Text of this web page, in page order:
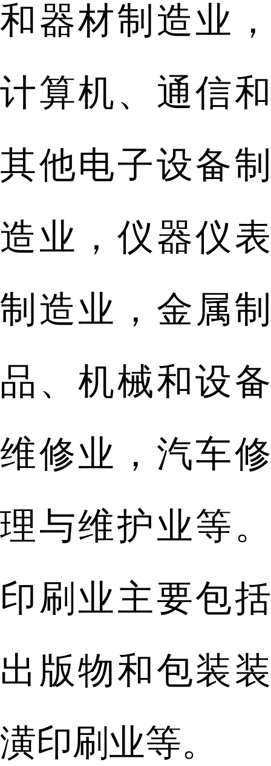
和器材制造业，
计算机、通信和
其他电子设备制
造业，仪器仪表
制造业，金属制
品、机械和设备
维修业，汽车修
理与维护业等。
印刷业主要包括
出版物和包装装
潢印刷业等。